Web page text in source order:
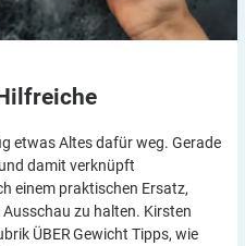
etwas Altes dafür weg. Gerade
damit verknüpft
einem praktischen Ersatz,
zu halten. Kirsten
ÜBER Gewicht Tipps, wie